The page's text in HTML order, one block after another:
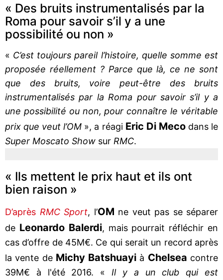
« Des bruits instrumentalisés par la
Roma pour savoir s’il y a une
possibilité ou non »
« C’est toujours pareil l’histoire, quelle somme est
proposée réellement ? Parce que là, ce ne sont
que des bruits, voire peut-être des bruits
instrumentalisés par la Roma pour savoir s’il y a
une possibilité ou non, pour connaître le véritable
prix que veut l’OM », a réagi Eric Di Mecodans le
Super Moscato Show sur RMC.
« Ils mettent le prix haut et ils ont
bien raison »
D’après RMC Sport, l’OM ne veut pas se séparer
de Leonardo Balerdi, mais pourrait réfléchir en
cas d’offre de 45M€. Ce qui serait un record après
la vente de Michy Batshuayi à Chelsea contre
39M€ à l'été 2016. « Il y a un club qui est